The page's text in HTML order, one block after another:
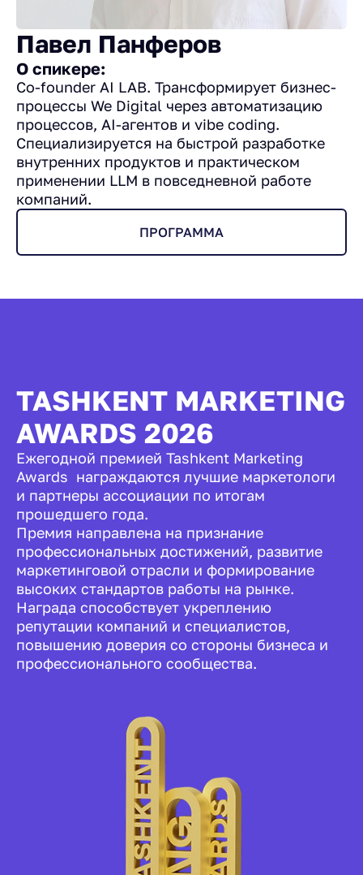
Павел Панферов
О спикере:
Co-founder AI LAB. Трансформирует бизнес-
процессы We Digital через автоматизацию
процессов, AI-агентов и vibe coding.
Специализируется на быстрой разработке
внутренних продуктов и практическом
применении LLM в повседневной работе
компаний.
ПРОГРАММА
TASHKENT MARKETING
AWARDS 2026
Ежегодной премией Tashkent Marketing
Awards награждаются лучшие маркетологи
и партнеры ассоциации по итогам
прошедшего года.
Премия направлена на признание
профессиональных достижений, развитие
маркетинговой отрасли и формирование
высоких стандартов работы на рынке.
Награда способствует укреплению
репутации компаний и специалистов,
повышению доверия со стороны бизнеса и
профессионального сообщества.